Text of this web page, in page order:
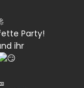
Party!
ihr